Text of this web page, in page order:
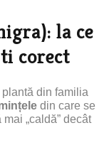
la ce
corect
plantă din familia
din care se
„caldă” decât